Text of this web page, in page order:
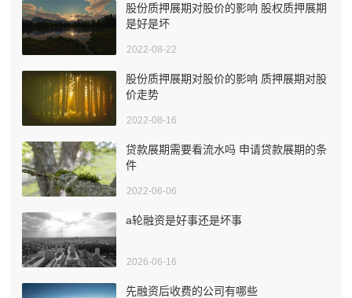
股份质押展期对股价的影响 股权质押展期
是好是坏
2022-08-22
股份质押展期对股价的影响 质押展期对股
价走势
2022-08-16
贷款展期需要看流水吗 申请贷款展期的条
件
2022-06-06
a轮融资是好事还是坏事
2026-06-16
先融资后收费的公司有哪些